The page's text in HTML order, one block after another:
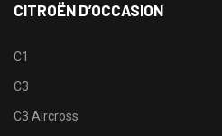
CITROËN D’OCCASION
C1
C3
C3 Aircross